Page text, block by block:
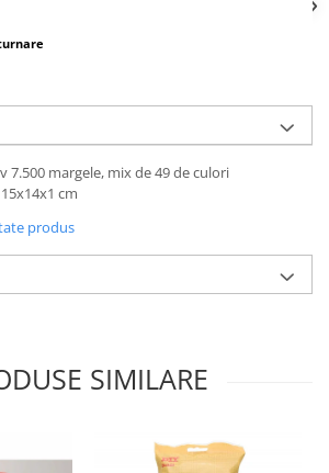
7.500 margele, mix de 49 de culori
cm
produs
SIMILARE